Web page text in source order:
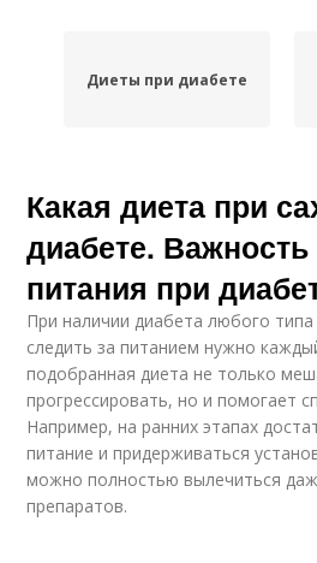
Диеты при диабете
Какая диета при
диабете.
питания при
При наличии диабета любого типа
следить за питанием нужно
подобранная диета не только
прогрессировать, но и помогает
Например, на ранних этапах
питание и придерживаться
можно полностью вылечиться
препаратов.